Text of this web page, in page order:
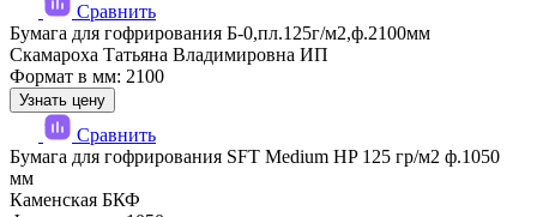
Сравнить
Бумага для гофрирования Б-0,пл.125г/м2,ф.2100мм
Скамароха Татьяна Владимировна ИП
Формат в мм: 2100
Узнать цену
Сравнить
Бумага для гофрирования SFT Medium HP 125 гр/м2 ф.1050
мм
Каменская БКФ